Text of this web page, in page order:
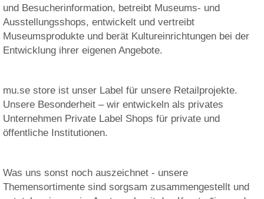
und Besucherinformation, betreibt Museums- und
Ausstellungsshops, entwickelt und vertreibt
Museumsprodukte und berät Kultureinrichtungen bei der
Entwicklung ihrer eigenen Angebote.
mu.se store ist unser Label für unsere Retailprojekte.
Unsere Besonderheit – wir entwickeln als privates
Unternehmen Private Label Shops für private und
öffentliche Institutionen.
Was uns sonst noch auszeichnet - unsere
Themensortimente sind sorgsam zusammengestellt und